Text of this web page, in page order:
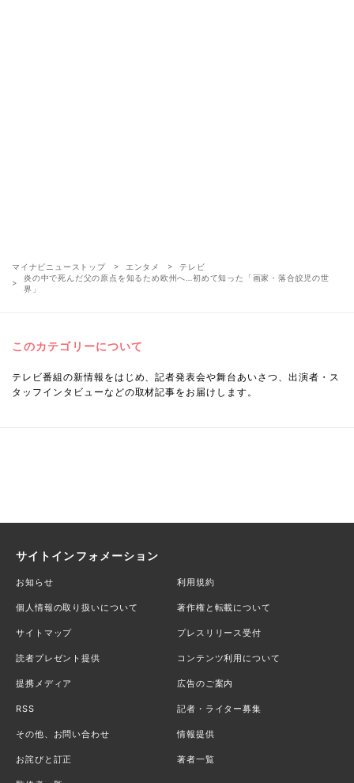
マイナビニューストップ エンタメ
テレビ
炎の中で死んだ父の原点を知るため欧州へ…初めて知った「画家・落合皎児の世
界」
このカテゴリーについて
テレビ番組の新情報をはじめ、記者発表会や舞台あいさつ、出演者・ス
タッフインタビューなどの取材記事をお届けします。
サイトインフォメーション
お知らせ 利用規約
個人情報の取り扱いについて 著作権と転載について
サイトマップ プレスリリース受付
読者プレゼント提供 コンテンツ利用について
提携メディア 広告のご案内
RSS 記者・ライター募集
その他、お問い合わせ 情報提供
お詫びと訂正 著者一覧